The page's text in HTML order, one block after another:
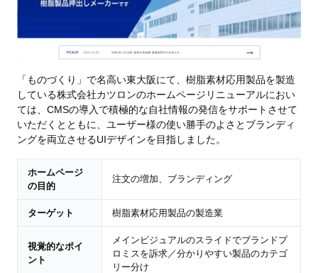
「ものづくり」で名高い東大阪にて、樹脂素材応用製品を製造
している株式会社カツロンのホームページリニューアルにおい
ては、CMSの導入で積極的な自社情報の発信をサポートさせて
いただくとともに、ユーザー様の使い勝手のよさとブランディ
ングを両立させるUIデザインを目指しました。
ホームページ
の目的
注文の増加、ブランディング
ターゲット 樹脂素材応用製品の製造業
視覚的なポイ
ント
メインビジュアルのスライドでブランドプ
ロミスを訴求／分かりやすい製品のカテゴ
リー分け